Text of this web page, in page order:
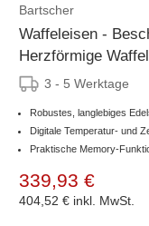
Bartscher
Waffeleisen -
Herzförmige
3 - 5 Werktage
Robustes, langlebiges
Digitale Temperatur- und
Praktische Memory-
339,93 €
404,52 € inkl. MwSt.